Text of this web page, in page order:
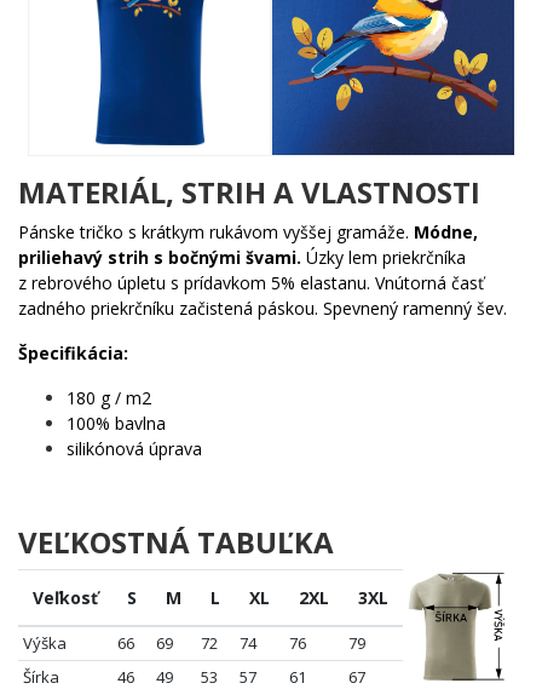
prehliadnuť. Ilustrácia je plná teplých farieb, jemných detailov
peria a takej pokojnej energie, ktorá ťa okamžite prenesie do
záhrady plnej ranného spievania.
Komu urobí radosť?
🐾 Každému, kto miluje prírodu a vie, že sýkorka je
absolútna diva vtáčieho sveta
🌟 Ornitológom, záhradkárom aj tým, čo len radi sledujú
vtáčiky pri kŕmidlách
✨ Milovníkom krásnych ilustrácií, ktoré majú dušu a príbeh
🔥 Ľuďom, ktorí chcú nosiť kus prírody so sebou – bez
toho, aby museli vstávať za úsvitu
Sýkorka nečaká – a ani ty by si nemal čakať. Pridaj tento motív do
MATERIÁL, STRIH A VLASTNOSTI
Pánske tričko s krátkym rukávom vyššej gramáže. Módne,
priliehavý strih s bočnými švami. Úzky lem priekrčníka
z rebrového úpletu s prídavkom 5% elastanu. Vnútorná časť
zadného priekrčníku začistená páskou. Spevnený ramenný šev.
Špecifikácia:
180 g / m2
100% bavlna
silikónová úprava
VEĽKOSTNÁ TABUĽKA
Veľkosť S M L XL 2XL 3XL
Výška 66 69 72 74 76
79
Šírka
46 49 53 57 61 67